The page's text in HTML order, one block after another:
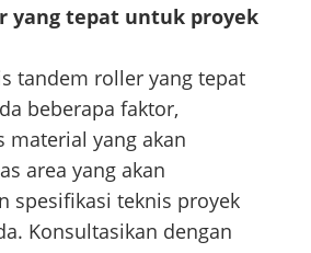
yang tepat untuk proyek
tandem roller yang tepat
beberapa faktor,
material yang akan
area yang akan
spesifikasi teknis proyek
Konsultasikan dengan